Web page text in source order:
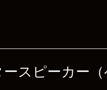
スピーカー